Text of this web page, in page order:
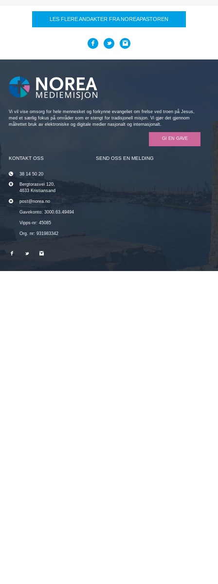
LES FLERE ANDAKTER FRA NOREAPASTOREN
Vi vil vise omsorg for hele mennesket og forkynne evangeliet om frelse ved troen på Jesus,
med et særlig fokus på områder som er stengt for tradisjonell misjon. Vi gjør det gjennom
målrettet bruk av elektroniske og digitale medier nasjonalt og internasjonalt.
GI EN GAVE
KONTAKT OSS
38 14 50 20
Bergtorasvei 120,
4633 Kristiansand
post@norea.no
Gavekonto: 3000.63.49494
Vipps-nr: 45085
Org. nr: 931983342
SEND OSS EN MELDING